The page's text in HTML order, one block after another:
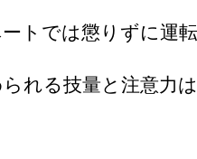
トでは懲りずに運
れる技量と注意力